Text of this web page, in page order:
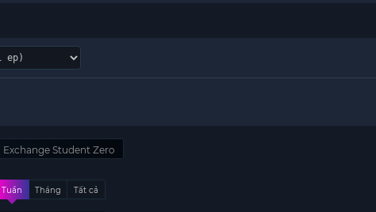
Exchange Student Zero
Tuần Tháng Tất cả